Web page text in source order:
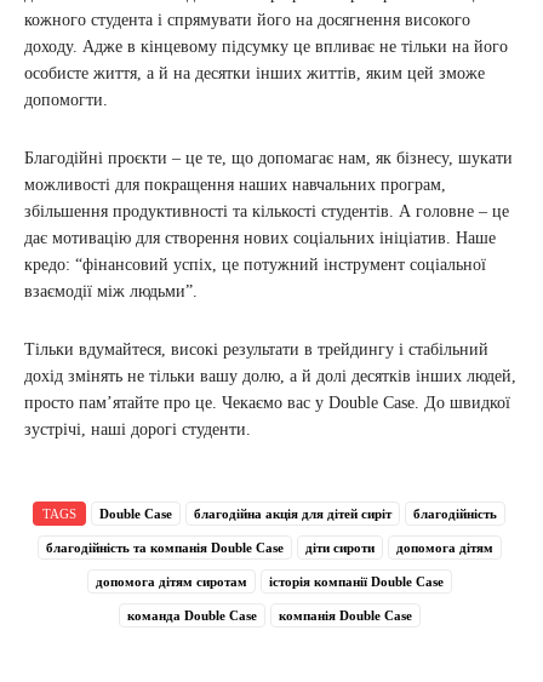
кожного студента і спрямувати його на досягнення високого
доходу. Адже в кінцевому підсумку це впливає не тільки на його
особисте життя, а й на десятки інших життів, яким цей зможе
допомогти.
Благодійні проєкти – це те, що допомагає нам, як бізнесу, шукати
можливості для покращення наших навчальних програм,
збільшення продуктивності та кількості студентів. А головне – це
дає мотивацію для створення нових соціальних ініціатив. Наше
кредо: “фінансовий успіх, це потужний інструмент соціальної
взаємодії між людьми”.
Тільки вдумайтеся, високі результати в трейдингу і стабільний
дохід змінять не тільки вашу долю, а й долі десятків інших людей,
просто пам’ятайте про це. Чекаємо вас у Double Case. До швидкої
зустрічі, наші дорогі студенти.
TAGS Double Сase благодійна акція для дітей сиріт благодійність
благодійність та компанія Double Сase діти сироти допомога дітям
допомога дітям сиротам історія компанії Double Сase
команда Double Сase компанія Double Сase